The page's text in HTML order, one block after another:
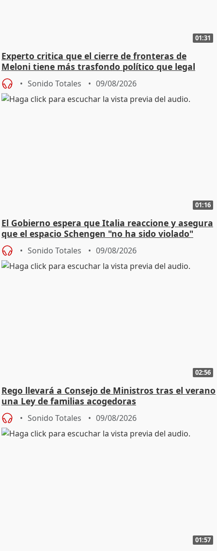
01:31
Experto critica que el cierre de fronteras de
Meloni tiene más trasfondo político que legal
Sonido Totales 09/08/2026
01:16
El Gobierno espera que Italia reaccione y asegura
que el espacio Schengen "no ha sido violado"
Sonido Totales 09/08/2026
02:56
Rego llevará a Consejo de Ministros tras el verano
una Ley de familias acogedoras
Sonido Totales 09/08/2026
01:57